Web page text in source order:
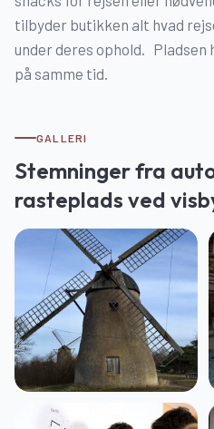
tilbyder butikken alt hvad
under deres ophold. Pladsen
på samme tid.
GALLERI
Stemninger fra
rasteplads ved